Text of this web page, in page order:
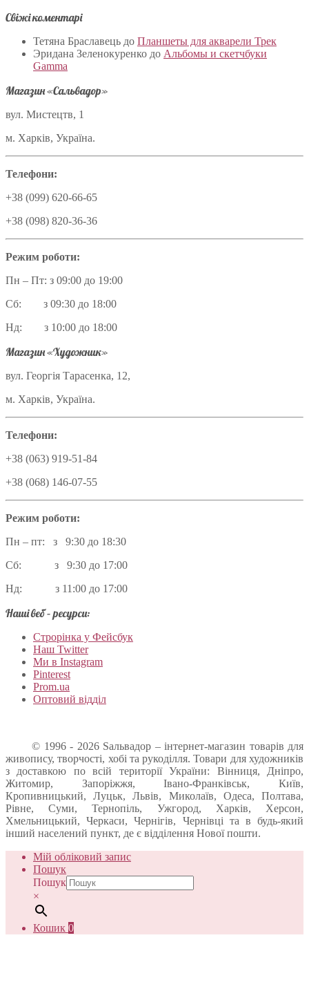
Свіжі коментарі
Тетяна Браславець до Планшеты для акварели Трек
Эридана Зеленокуренко до Альбомы и скетчбуки
Gamma
Магазин «Сальвадор»
вул. Мистецтв, 1
м. Харків, Україна.
Телефони:
+38 (099) 620-66-65
+38 (098) 820-36-36
Режим роботи:
Пн – Пт: з 09:00 до 19:00
Сб: з 09:30 до 18:00
Нд: з 10:00 до 18:00
Магазин «Художник»
вул. Георгія Тарасенка, 12,
м. Харків, Україна.
Телефони:
+38 (063) 919-51-84
+38 (068) 146-07-55
Режим роботи:
Пн – пт: з 9:30 до 18:30
Сб: з 9:30 до 17:00
Нд: з 11:00 до 17:00
Наші веб – ресурси:
Строрінка у Фейсбук
Наш Twitter
Ми в Instagram
Pinterest
Prom.ua
Оптовий відділ
© 1996 - 2026 Sальвадор – інтернет-магазин товарів для
живопису, творчості, хобі та рукоділля. Товари для художників
з доставкою по всій території України: Вінниця, Дніпро,
Житомир, Запоріжжя, Івано-Франківськ, Київ,
Кропивницький, Луцьк, Львів, Миколаїв, Одеса, Полтава,
Рівне, Суми, Тернопіль, Ужгород, Харків, Херсон,
Хмельницький, Черкаси, Чернігів, Чернівці та в будь-який
інший населений пункт, де є відділення Нової пошти.
Мій обліковий запис
Пошук
Пошук
×
Кошик 0